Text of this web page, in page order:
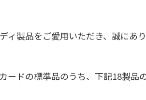
ィ製品をご愛用いただき、誠にあり
ードの標準品のうち、下記18製品